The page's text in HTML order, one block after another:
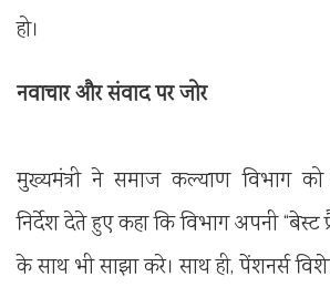
हो।
नवाचार और संवाद पर जोर
मुख्यमंत्री ने समाज कल्याण विभाग
निर्देश देते हुए कहा कि विभाग अपनी “बेस्ट
के साथ भी साझा करे। साथ ही, पेंशनर्स